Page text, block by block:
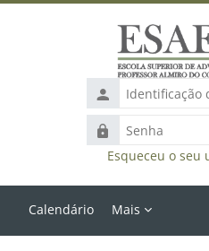
Identificação
de
usuário
Senha
Esqueceu o seu
Calendário Mais